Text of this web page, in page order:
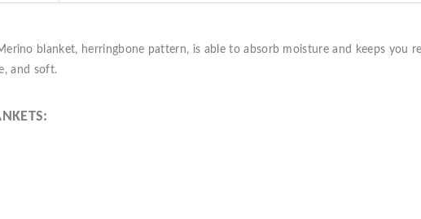
blanket, herringbone pattern, is able to absorb moisture and keeps you
and soft.